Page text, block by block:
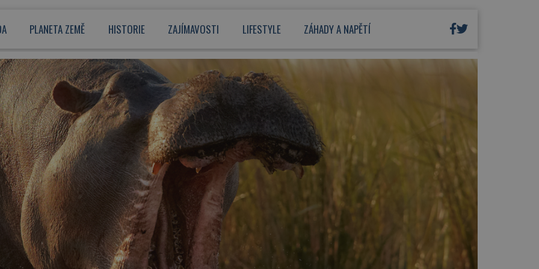
PLANETA ZEMĚ HISTORIE ZAJÍMAVOSTI LIFESTYLE ZÁHADY A NAPĚTÍ